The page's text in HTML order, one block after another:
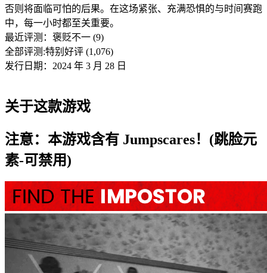
否则将面临可怕的后果。在这场紧张、充满恐惧的与时间赛跑
中，每一小时都至关重要。
最近评测： 褒贬不一 (9)
全部评测:特别好评 (1,076)
发行日期：2024 年 3 月 28 日
关于这款游戏
注意：本游戏含有 Jumpscares！(跳脸元
素-可禁用)